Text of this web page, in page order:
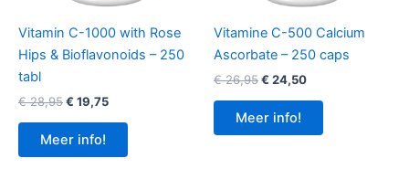
Vitamin C-1000 with Rose
Hips & Bioflavonoids – 250
tabl
€28,95Oorspronkelijke
was:
€ 28,95.
€ 19,75Huidige
Meer info!
Vitamine C-500 Calcium
Ascorbate – 250 caps
€26,95Oorspronkelijke
was:
€ 26,95.
€ 24,50Huidige
Meer info!